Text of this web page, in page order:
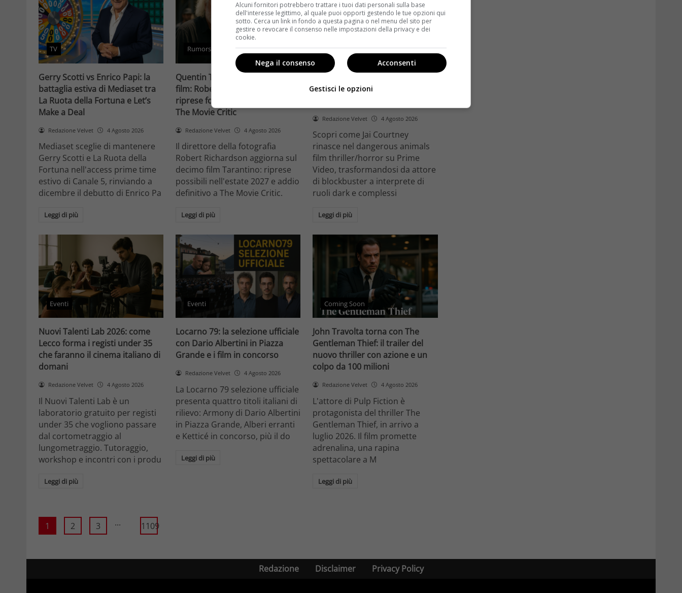
TV
Gerry Scotti vs Enrico Papi: la
battaglia estiva di Mediaset tra
La Ruota della Fortuna e Let’s
Make a Deal
Redazione Velvet 4 Agosto 2026
Mediaset sceglie di mantenere
Gerry Scotti e La Ruota della
Fortuna nell'access prime time
estivo di Canale 5, rinviando a
dicembre il debutto di Enrico Pa
Leggi di più
Rumors
Quentin Tarantino e il decimo
film: Robert Richardson rivela
riprese forse nel 2027 e l’addio a
The Movie Critic
Redazione Velvet 4 Agosto 2026
Il direttore della fotografia
Robert Richardson aggiorna sul
decimo film Tarantino: riprese
possibili nell'estate 2027 e addio
definitivo a The Movie Critic.
Leggi di più
Anteprime
Dangerous Animals su Prime
Redazione Velvet 4 Agosto 2026
Scopri come Jai Courtney
rinasce nel dangerous animals
film thriller/horror su Prime
Video, trasformandosi da attore
di blockbuster a interprete di
ruoli dark e complessi
Leggi di più
Eventi
Nuovi Talenti Lab 2026: come
Lecco forma i registi under 35
che faranno il cinema italiano di
domani
Redazione Velvet 4 Agosto 2026
Il Nuovi Talenti Lab è un
laboratorio gratuito per registi
under 35 che vogliono passare
dal cortometraggio al
lungometraggio. Tutoraggio,
workshop e incontri con i produ
Leggi di più
Eventi
Locarno 79: la selezione ufficiale
con Dario Albertini in Piazza
Grande e i film in concorso
Redazione Velvet 4 Agosto 2026
La Locarno 79 selezione ufficiale
presenta quattro titoli italiani di
rilievo: Armony di Dario Albertini
in Piazza Grande, Alberi erranti
e Ketticé in concorso, più il do
Leggi di più
Coming Soon
John Travolta torna con The
Gentleman Thief: il trailer del
nuovo thriller con azione e un
colpo da 100 milioni
Redazione Velvet 4 Agosto 2026
L'attore di Pulp Fiction è
protagonista del thriller The
Gentleman Thief, in arrivo a
luglio 2026. Il film promette
adrenalina, una rapina
spettacolare a M
Leggi di più
1 2 3 ... 1109
Redazione Disclaimer Privacy Policy
Alcuni fornitori potrebbero trattare i tuoi dati personali sulla base
dell'interesse legittimo, al quale puoi opporti gestendo le tue opzioni qui
sotto. Cerca un link in fondo a questa pagina o nel menu del sito per
gestire o revocare il consenso nelle impostazioni della privacy e dei
cookie.
Acconsenti
Nega il consenso
Gestisci le opzioni